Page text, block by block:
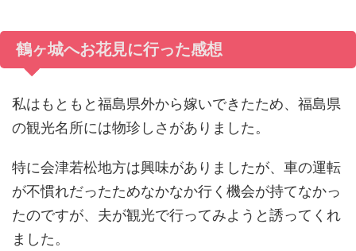
鶴ヶ城へお花見に行った感想
私はもともと福島県外から嫁いできたため、福島県
の観光名所には物珍しさがありました。
特に会津若松地方は興味がありましたが、車の運転
が不慣れだったためなかなか行く機会が持てなかっ
たのですが、夫が観光で行ってみようと誘ってくれ
ました。